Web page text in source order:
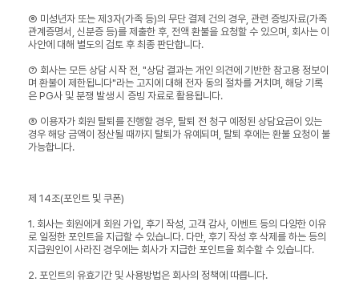
⑥ 미성년자 또는 제3자(가족 등)의 무단 결제 건의 경우, 관련 증빙자료(가족
관계증명서, 신분증 등)를 제출한 후, 전액 환불을 요청할 수 있으며, 회사는 이
사안에 대해 별도의 검토 후 최종 판단합니다.
⑦ 회사는 모든 상담 시작 전, "상담 결과는 개인 의견에 기반한 참고용 정보이
며 환불이 제한됩니다"라는 고지에 대해 전자 동의 절차를 거치며, 해당 기록
은 PG사 및 분쟁 발생 시 증빙 자료로 활용됩니다.
⑧ 이용자가 회원 탈퇴를 진행할 경우, 탈퇴 전 청구 예정된 상담요금이 있는
경우 해당 금액이 정산될 때까지 탈퇴가 유예되며, 탈퇴 후에는 환불 요청이 불
가능합니다.
제 14조(포인트 및 쿠폰)
1. 회사는 회원에게 회원 가입, 후기 작성, 고객 감사, 이벤트 등의 다양한 이유
로 일정한 포인트을 지급할 수 있습니다. 다만, 후기 작성 후 삭제를 하는 등의
지급원인이 사라진 경우에는 회사가 지급한 포인트을 회수할 수 있습니다.
2. 포인트의 유효기간 및 사용방법은 회사의 정책에 따릅니다.